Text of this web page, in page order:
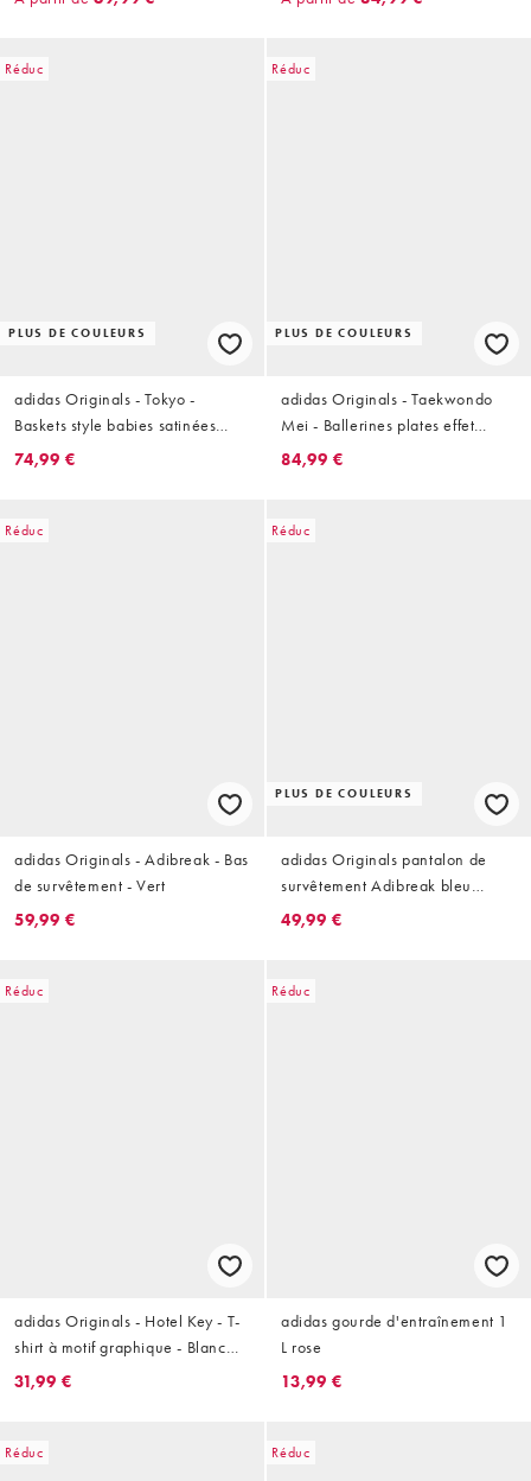
Réduc
PLUS DE COULEURS
adidas Originals - Tokyo -
Baskets style babies satinées
plates - Aigue-marine
74,99 €
Réduc
PLUS DE COULEURS
adidas Originals - Taekwondo
Mei - Ballerines plates effet
tressé - Argenté
84,99 €
Réduc
adidas Originals - Adibreak - Bas
de survêtement - Vert
59,99 €
Réduc
PLUS DE COULEURS
adidas Originals pantalon de
survêtement Adibreak bleu
marine
49,99 €
Réduc
adidas Originals - Hotel Key - T-
shirt à motif graphique - Blanc
cassé
31,99 €
Réduc
adidas gourde d'entraînement 1
L rose
13,99 €
Réduc Réduc